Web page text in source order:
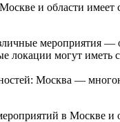
и области имеет
мероприятия —
локации могут
Москва —
в Москве и